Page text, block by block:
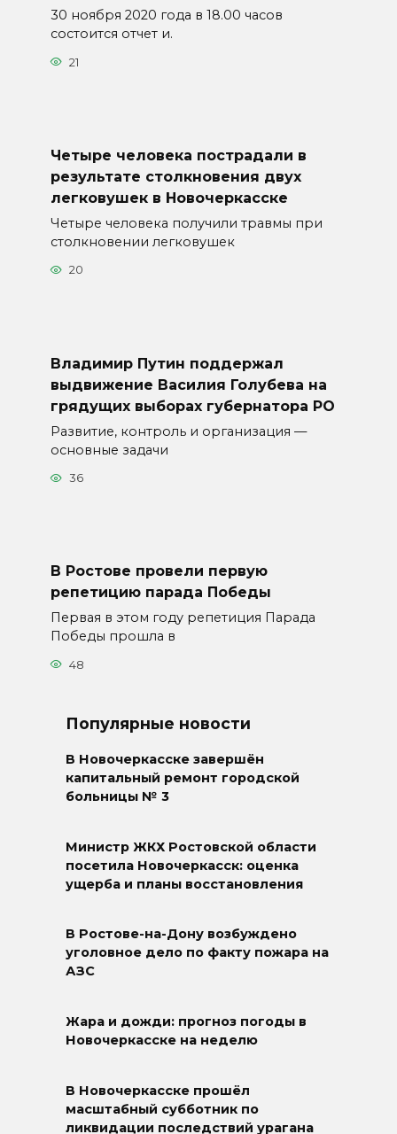
30 ноября 2020 года в 18.00 часов
состоится отчет и.
21
Четыре человека пострадали в
результате столкновения двух
легковушек в Новочеркасске
Четыре человека получили травмы при
столкновении легковушек
20
Владимир Путин поддержал
выдвижение Василия Голубева на
грядущих выборах губернатора РО
Развитие, контроль и организация —
основные задачи
36
В Ростове провели первую
репетицию парада Победы
Первая в этом году репетиция Парада
Победы прошла в
48
Популярные новости
В Новочеркасске завершён
капитальный ремонт городской
больницы № 3
Министр ЖКХ Ростовской области
посетила Новочеркасск: оценка
ущерба и планы восстановления
В Ростове-на-Дону возбуждено
уголовное дело по факту пожара на
АЗС
Жара и дожди: прогноз погоды в
Новочеркасске на неделю
В Новочеркасске прошёл
масштабный субботник по
ликвидации последствий урагана